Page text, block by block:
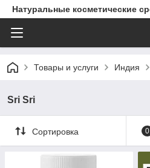
Натуральные косметические
Товары и услуги Индия
Sri Sri
Сортировка 0